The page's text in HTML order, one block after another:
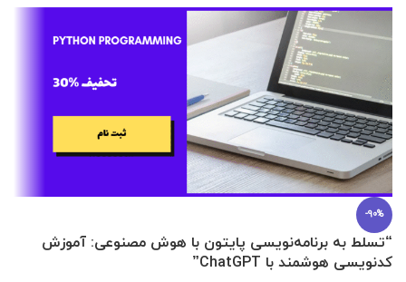
-90%
“تسلط به برنامه‌نویسی پایتون با هوش مصنوعی: آموزش
کدنویسی هوشمند با ChatGPT”